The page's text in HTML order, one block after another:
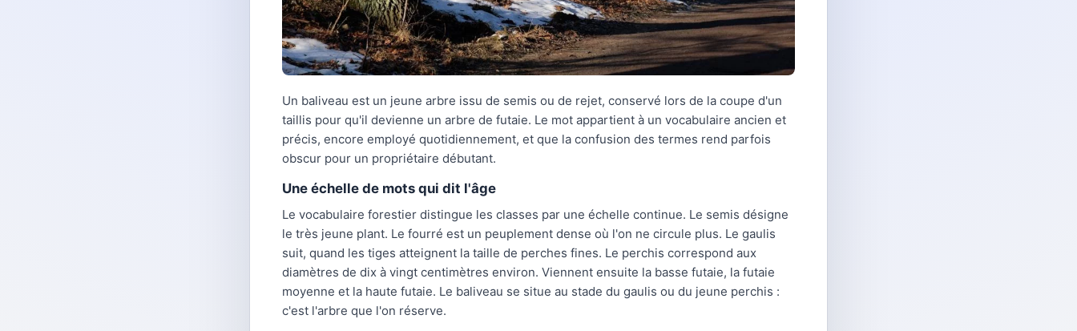
Un baliveau est un jeune arbre issu de semis ou de rejet, conservé lors de la coupe d'un
taillis pour qu'il devienne un arbre de futaie. Le mot appartient à un vocabulaire ancien et
précis, encore employé quotidiennement, et que la confusion des termes rend parfois
obscur pour un propriétaire débutant.
Une échelle de mots qui dit l'âge
Le vocabulaire forestier distingue les classes par une échelle continue. Le semis désigne
le très jeune plant. Le fourré est un peuplement dense où l'on ne circule plus. Le gaulis
suit, quand les tiges atteignent la taille de perches fines. Le perchis correspond aux
diamètres de dix à vingt centimètres environ. Viennent ensuite la basse futaie, la futaie
moyenne et la haute futaie. Le baliveau se situe au stade du gaulis ou du jeune perchis :
c'est l'arbre que l'on réserve.